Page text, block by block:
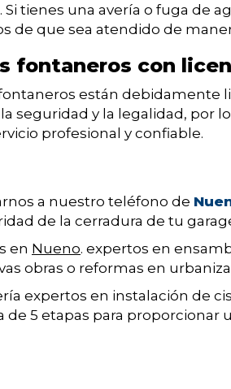
Si tienes una avería o fuga de
de que sea atendido de
fontaneros con
están debidamente
seguridad y la legalidad, por
profesional y confiable.
a nuestro teléfono de
de la cerradura de tu
en Nueno. expertos en
obras o reformas en
expertos en instalación de
de 5 etapas para proporcionar